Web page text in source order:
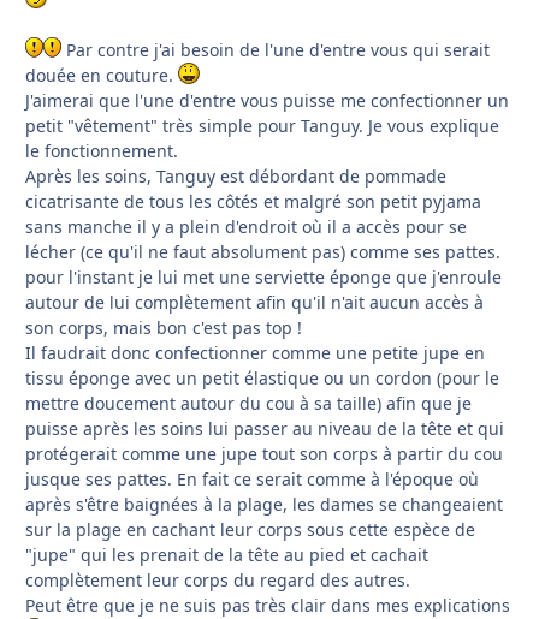
Par contre j'ai besoin de l'une d'entre vous qui serait
douée en couture.
J'aimerai que l'une d'entre vous puisse me confectionner un
petit "vêtement" très simple pour Tanguy. Je vous explique
le fonctionnement.
Après les soins, Tanguy est débordant de pommade
cicatrisante de tous les côtés et malgré son petit pyjama
sans manche il y a plein d'endroit où il a accès pour se
lécher (ce qu'il ne faut absolument pas) comme ses pattes.
pour l'instant je lui met une serviette éponge que j'enroule
autour de lui complètement afin qu'il n'ait aucun accès à
son corps, mais bon c'est pas top !
Il faudrait donc confectionner comme une petite jupe en
tissu éponge avec un petit élastique ou un cordon (pour le
mettre doucement autour du cou à sa taille) afin que je
puisse après les soins lui passer au niveau de la tête et qui
protégerait comme une jupe tout son corps à partir du cou
jusque ses pattes. En fait ce serait comme à l'époque où
après s'être baignées à la plage, les dames se changeaient
sur la plage en cachant leur corps sous cette espèce de
"jupe" qui les prenait de la tête au pied et cachait
complètement leur corps du regard des autres.
Peut être que je ne suis pas très clair dans mes explications